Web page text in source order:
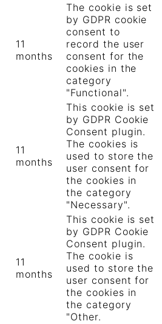
11
months
The cookie is set
by GDPR cookie
consent to
record the user
consent for the
cookies in the
category
"Functional".
11
months
This cookie is set
by GDPR Cookie
Consent plugin.
The cookies is
used to store the
user consent for
the cookies in
the category
"Necessary".
11
months
This cookie is set
by GDPR Cookie
Consent plugin.
The cookie is
used to store the
user consent for
the cookies in
the category
"Other.